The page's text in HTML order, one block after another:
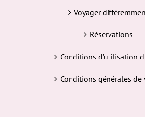
Voyager
Réservations
Conditions d’utilisation
Conditions générales de